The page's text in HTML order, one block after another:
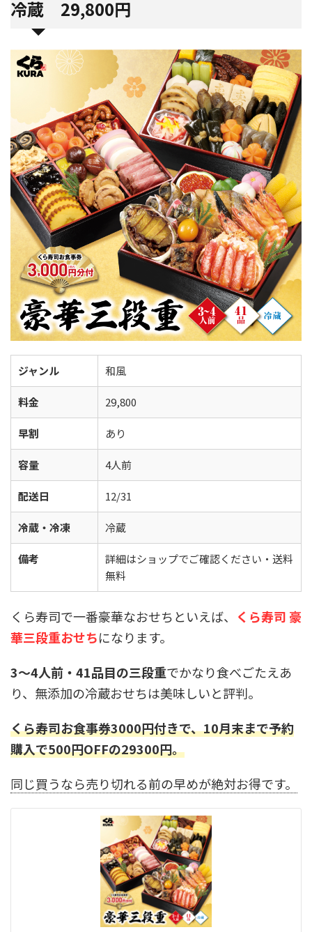
冷蔵 29,800円
ジャンル 和風
料金 29,800
早割 あり
容量 4人前
配送日 12/31
冷蔵・冷凍 冷蔵
備考
詳細はショップでご確認ください・送料
無料
くら寿司で一番豪華なおせちといえば、 くら寿司 豪
華三段重おせちになります。
3～4人前・41品目の三段重でかなり食べごたえあ
り、無添加の冷蔵おせちは美味しいと評判。
くら寿司お食事券3000円付きで、10月末まで予約
購入で500円OFFの29300円。
同じ買うなら売り切れる前の早めが絶対お得です。